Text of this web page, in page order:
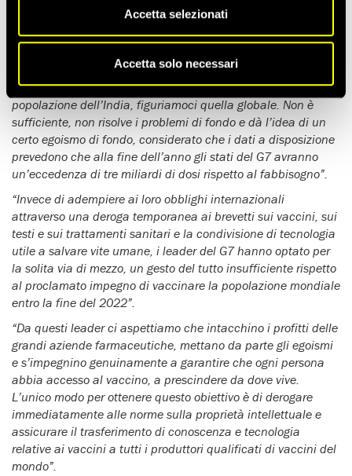
Accetta selezionati
Accetta solo necessari
un miliardo di dosi di vaccino agli stati più poveri,
Callamard ha diffuso questa dichiarazione:
“Questo impegno è davvero una goccia nell’oceano. Un
miliardo di dosi non arriverebbe neanche a coprire tutta la
popolazione dell’India, figuriamoci quella globale. Non è
sufficiente, non risolve i problemi di fondo e dà l’idea di un
certo egoismo di fondo, considerato che i dati a disposizione
prevedono che alla fine dell’anno gli stati del G7 avranno
un’eccedenza di tre miliardi di dosi rispetto al fabbisogno”.
“Invece di adempiere ai loro obblighi internazionali
attraverso una deroga temporanea ai brevetti sui vaccini, sui
testi e sui trattamenti sanitari e la condivisione di tecnologia
utile a salvare vite umane, i leader del G7 hanno optato per
la solita via di mezzo, un gesto del tutto insufficiente rispetto
al proclamato impegno di vaccinare la popolazione mondiale
entro la fine del 2022”.
“Da questi leader ci aspettiamo che intacchino i profitti delle
grandi aziende farmaceutiche, mettano da parte gli egoismi
e s’impegnino genuinamente a garantire che ogni persona
abbia accesso al vaccino, a prescindere da dove vive.
L’unico modo per ottenere questo obiettivo è di derogare
immediatamente alle norme sulla proprietà intellettuale e
assicurare il trasferimento di conoscenza e tecnologia
relative ai vaccini a tutti i produttori qualificati di vaccini del
mondo”.